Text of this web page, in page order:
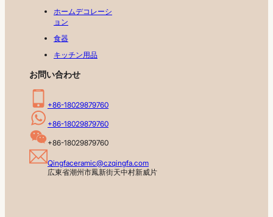
ホームデコレーシ
ョン
食器
キッチン用品
お問い合わせ
+86-18029879760
+86-18029879760
+86-18029879760
Qingfaceramic@czqingfa.com
広東省潮州市鳳新街天中村新威片